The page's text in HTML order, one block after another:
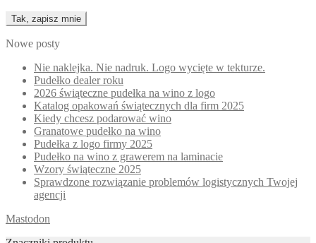
Nowe posty
Nie naklejka. Nie nadruk. Logo wycięte w tekturze.
Pudełko dealer roku
2026 świąteczne pudełka na wino z logo
Katalog opakowań świątecznych dla firm 2025
Kiedy chcesz podarować wino
Granatowe pudełko na wino
Pudełka z logo firmy 2025
Pudełko na wino z grawerem na laminacie
Wzory świąteczne 2025
Sprawdzone rozwiązanie problemów logistycznych Twojej
agencji
Mastodon